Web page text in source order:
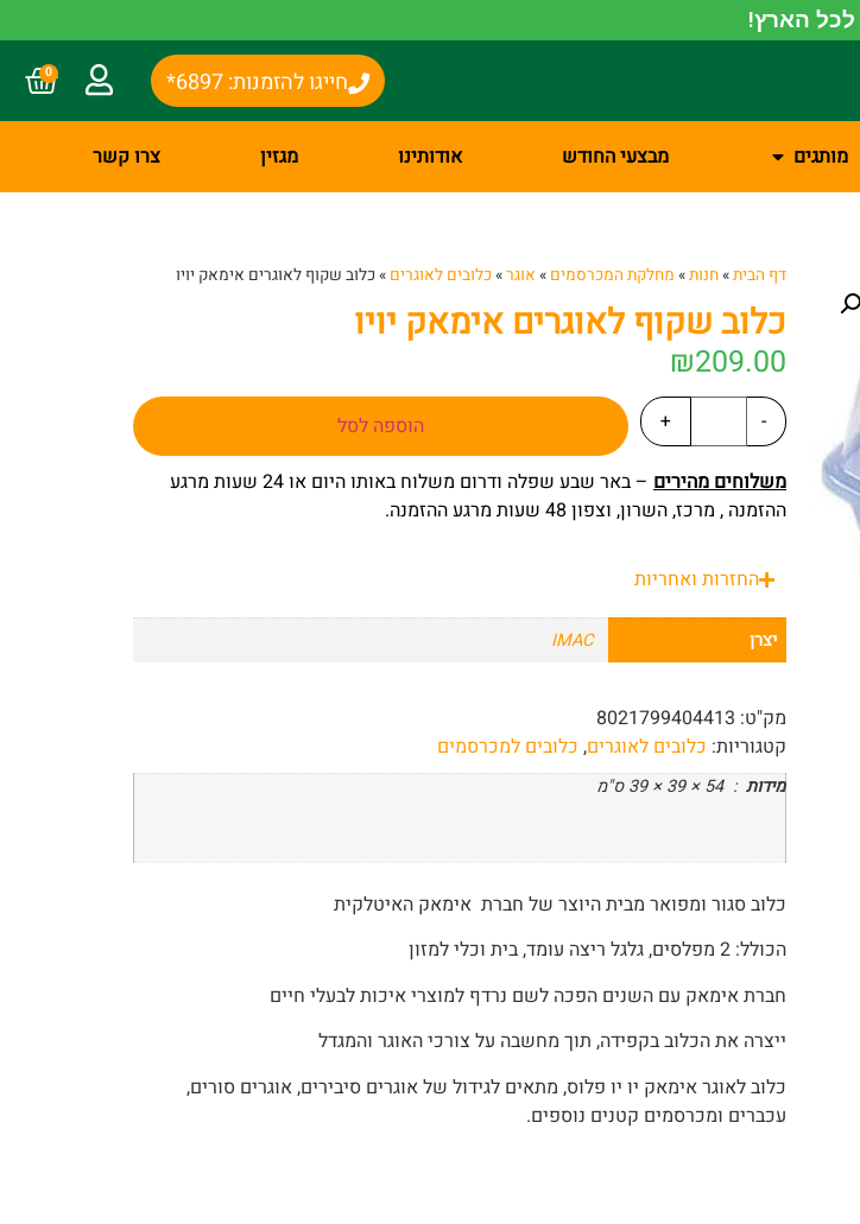
הארץ!
חייגו להזמנות: 6897* 0
מותגים מבצעי החודש אודותינו מגזין צרו קשר
דף הבית»חנות» מחלקת המכרסמים » אוגר»כלובים לאוגרים » כלוב שקוף לאוגרים אימאק יויו
כלוב שקוף לאוגרים אימאק יויו
₪209.00
-
+
הוספה לסל
משלוחים מהירים
– באר שבע שפלה ודרום משלוח באותו היום או 24 שעות מרגע
ההזמנה , מרכז, השרון, וצפון 48 שעות מרגע ההזמנה.
החזרות ואחריות
יצרן IMAC
מק"ט: 8021799404413
קטגוריות: כלובים לאוגרים, כלובים למכרסמים
מידות :54 × 39 × 39 ס"מ
כלוב סגור ומפואר מבית היוצר של חברת אימאק האיטלקית
הכולל: 2 מפלסים, גלגל ריצה עומד, בית וכלי למזון
חברת אימאק עם השנים הפכה לשם נרדף למוצרי איכות לבעלי חיים
ייצרה את הכלוב בקפידה, תוך מחשבה על צורכי האוגר והמגדל
כלוב לאוגר אימאק יו יו פלוס, מתאים לגידול של אוגרים סיבירים, אוגרים סורים,
עכברים ומכרסמים קטנים נוספים.